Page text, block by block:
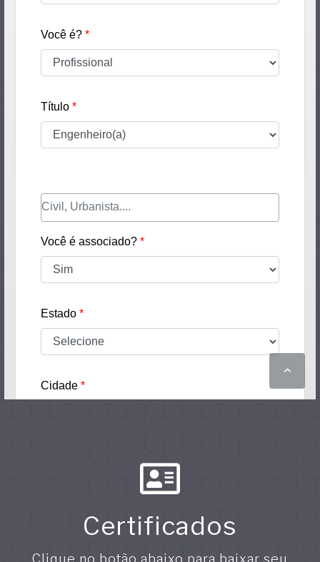
Certificados
Clique no botão abaixo para baixar seu